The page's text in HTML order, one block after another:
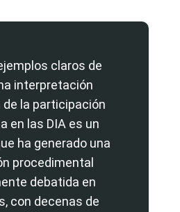
claros de
interpretación
la participación
en las DIA es un
ha generado una
procedimental
debatida en
con decenas de